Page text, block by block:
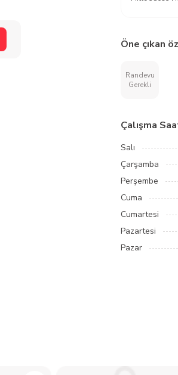
Öne çıkan
Randevu
Gerekli
Çalışma
Salı
Çarşamba
Perşembe
Cuma
Cumartesi
Pazartesi
Pazar